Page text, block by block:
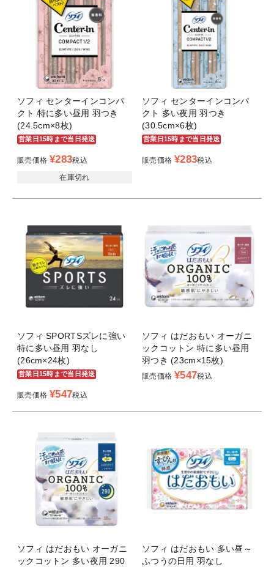
ソフィ センターインコンパ
クト 特に多い昼用 羽つき
(24.5cm×8枚)
営業日15時まで当日発送
販売価格 ¥283税込
在庫切れ
ソフィ センターインコンパ
クト 多い夜用 羽つき
(30.5cm×6枚)
営業日15時まで当日発送
販売価格 ¥283税込
ソフィ SPORTSズレに強い
特に多い昼用 羽なし
(26cm×24枚)
営業日15時まで当日発送
販売価格 ¥547税込
ソフィ はだおもい オーガニ
ックコットン 特に多い昼用
羽つき (23cm×15枚)
販売価格 ¥547税込
ソフィ はだおもい オーガニ
ックコットン 多い夜用 290
ソフィ はだおもい 多い昼～
ふつうの日用 羽なし